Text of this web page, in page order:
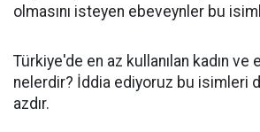
olmasını isteyen ebeveynler bu
Türkiye'de en az kullanılan kadın ve
nelerdir? İddia ediyoruz bu isimleri
azdır.